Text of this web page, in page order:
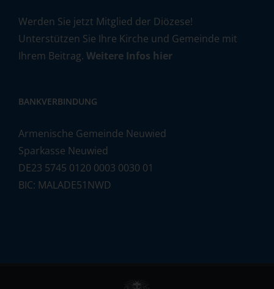
Werden Sie jetzt Mitglied der Diözese!
Unterstützen Sie Ihre Kirche und Gemeinde mit
Ihrem Beitrag. Weitere Infos hier
BANKVERBINDUNG
Armenische Gemeinde Neuwied
Sparkasse Neuwied
DE23 5745 0120 0003 0030 01
BIC: MALADE51NWD